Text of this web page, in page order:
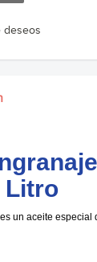
deseos
Litro
un aceite